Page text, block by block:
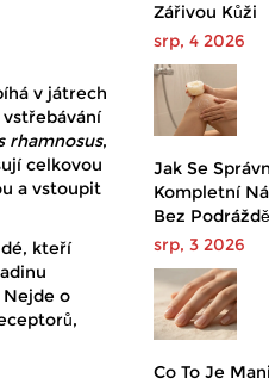
v játrech
rhamnosus,
celkovou
a vstoupit
kteří
o
Zářivou Kůži
srp, 4 2026
Jak Se
Kompletní
Bez
srp, 3 2026
Co To Je